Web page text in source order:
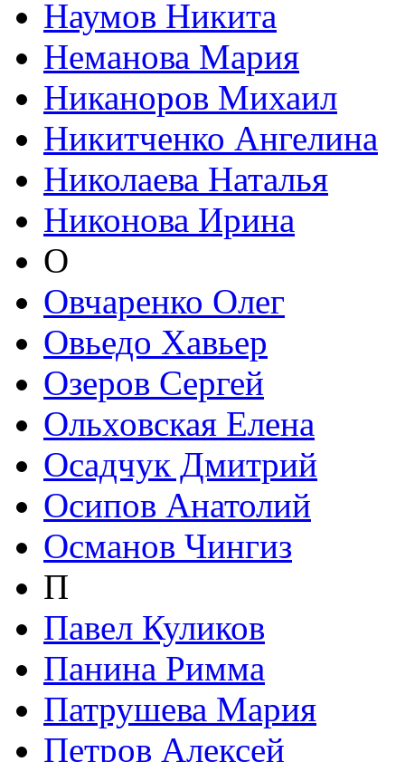
Наумов Никита
Неманова Мария
Никаноров Михаил
Никитченко Ангелина
Николаева Наталья
Никонова Ирина
О
Овчаренко Олег
Овьедо Хавьер
Озеров Сергей
Ольховская Елена
Осадчук Дмитрий
Осипов Анатолий
Османов Чингиз
П
Павел Куликов
Панина Римма
Патрушева Мария
Петров Алексей